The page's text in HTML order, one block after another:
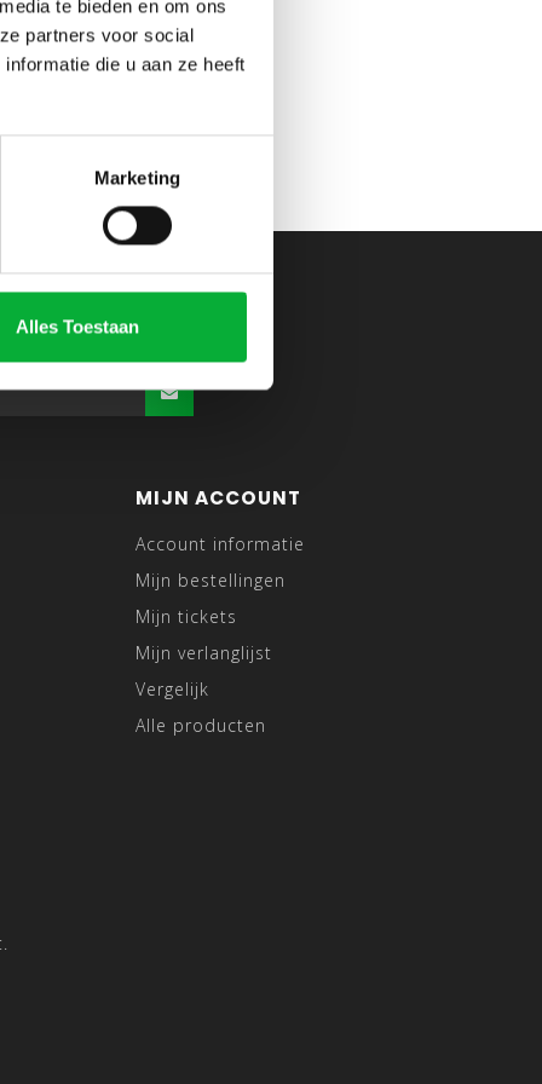
te bieden en om ons
partners voor social
die u aan ze heeft
Marketing
Alles Toestaan
MIJN ACCOUNT
Account informatie
Mijn bestellingen
Mijn tickets
Mijn verlanglijst
Vergelijk
Alle producten